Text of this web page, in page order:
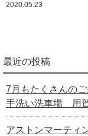
2020.05.23
最近の投稿
7月もたくさんの
手洗い洗車場 用賀
アストンマーティ